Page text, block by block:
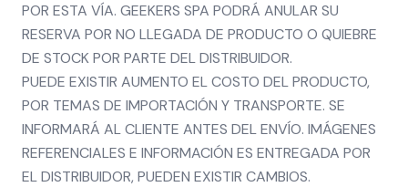
POR ESTA VÍA. GEEKERS SPA PODRÁ ANULAR SU
RESERVA POR NO LLEGADA DE PRODUCTO O QUIEBRE
DE STOCK POR PARTE DEL DISTRIBUIDOR.
PUEDE EXISTIR AUMENTO EL COSTO DEL PRODUCTO,
POR TEMAS DE IMPORTACIÓN Y TRANSPORTE. SE
INFORMARÁ AL CLIENTE ANTES DEL ENVÍO. IMÁGENES
REFERENCIALES E INFORMACIÓN ES ENTREGADA POR
EL DISTRIBUIDOR, PUEDEN EXISTIR CAMBIOS.